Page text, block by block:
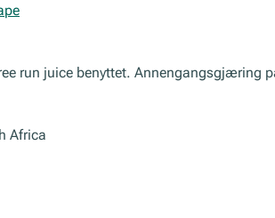
run juice benyttet.
Africa